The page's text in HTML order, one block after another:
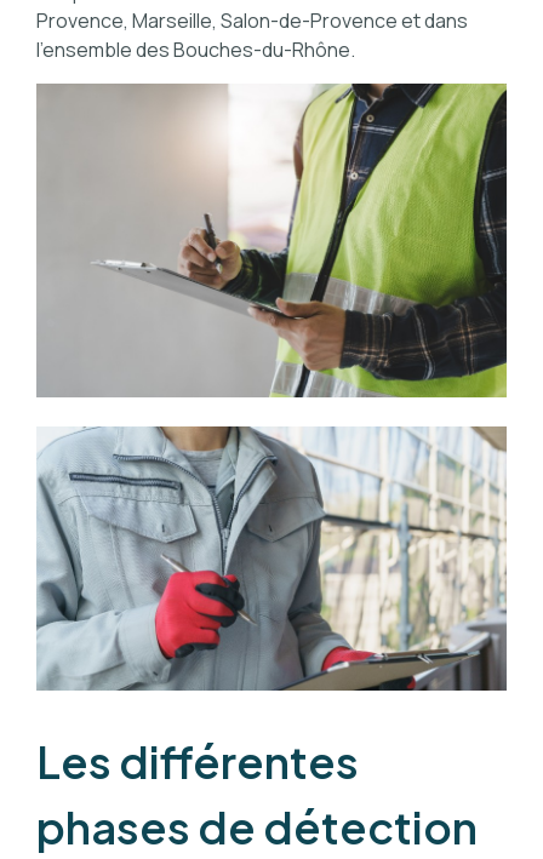
Provence, Marseille, Salon-de-Provence et dans
l'ensemble des Bouches-du-Rhône.
Les différentes
phases de détection